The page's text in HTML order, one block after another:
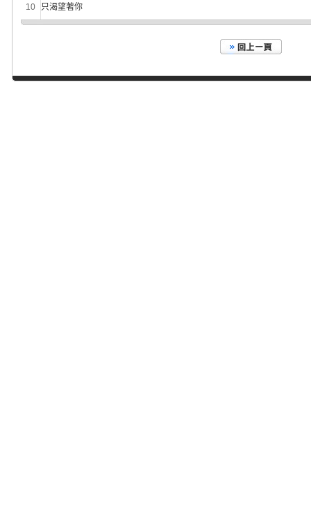
10 只渴望著你